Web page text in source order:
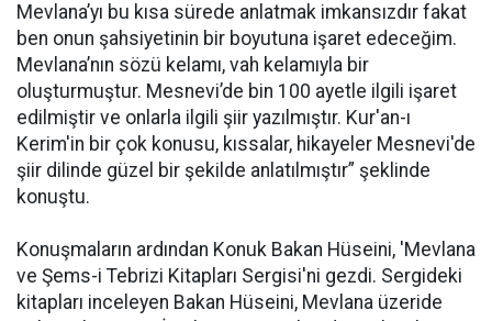
Mevlana’yı bu kısa sürede anlatmak imkansızdır fakat
ben onun şahsiyetinin bir boyutuna işaret edeceğim.
Mevlana’nın sözü kelamı, vah kelamıyla bir
oluşturmuştur. Mesnevi’de bin 100 ayetle ilgili işaret
edilmiştir ve onlarla ilgili şiir yazılmıştır. Kur'an-ı
Kerim'in bir çok konusu, kıssalar, hikayeler Mesnevi'de
şiir dilinde güzel bir şekilde anlatılmıştır” şeklinde
konuştu.
Konuşmaların ardından Konuk Bakan Hüseini, 'Mevlana
ve Şems-i Tebrizi Kitapları Sergisi'ni gezdi. Sergideki
kitapları inceleyen Bakan Hüseini, Mevlana üzeride